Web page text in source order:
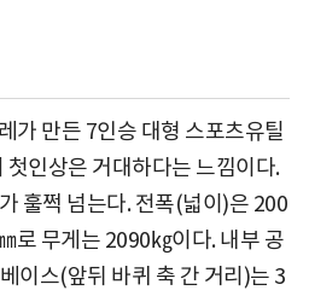
가 만든 7인승 대형 스포츠유틸
인상은 거대하다는 느낌이다.
훌쩍 넘는다. 전폭(넓이)은 200
로 무게는 2090㎏이다. 내부 공
이스(앞뒤 바퀴 축 간 거리)는 3